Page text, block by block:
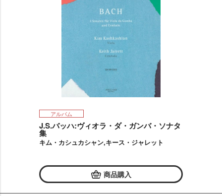
e
アルバム
J.S.バッハ:ヴィオラ・ダ・ガンバ・ソナタ
集
キム・カシュカシャン,キース・ジャレット
商品購入